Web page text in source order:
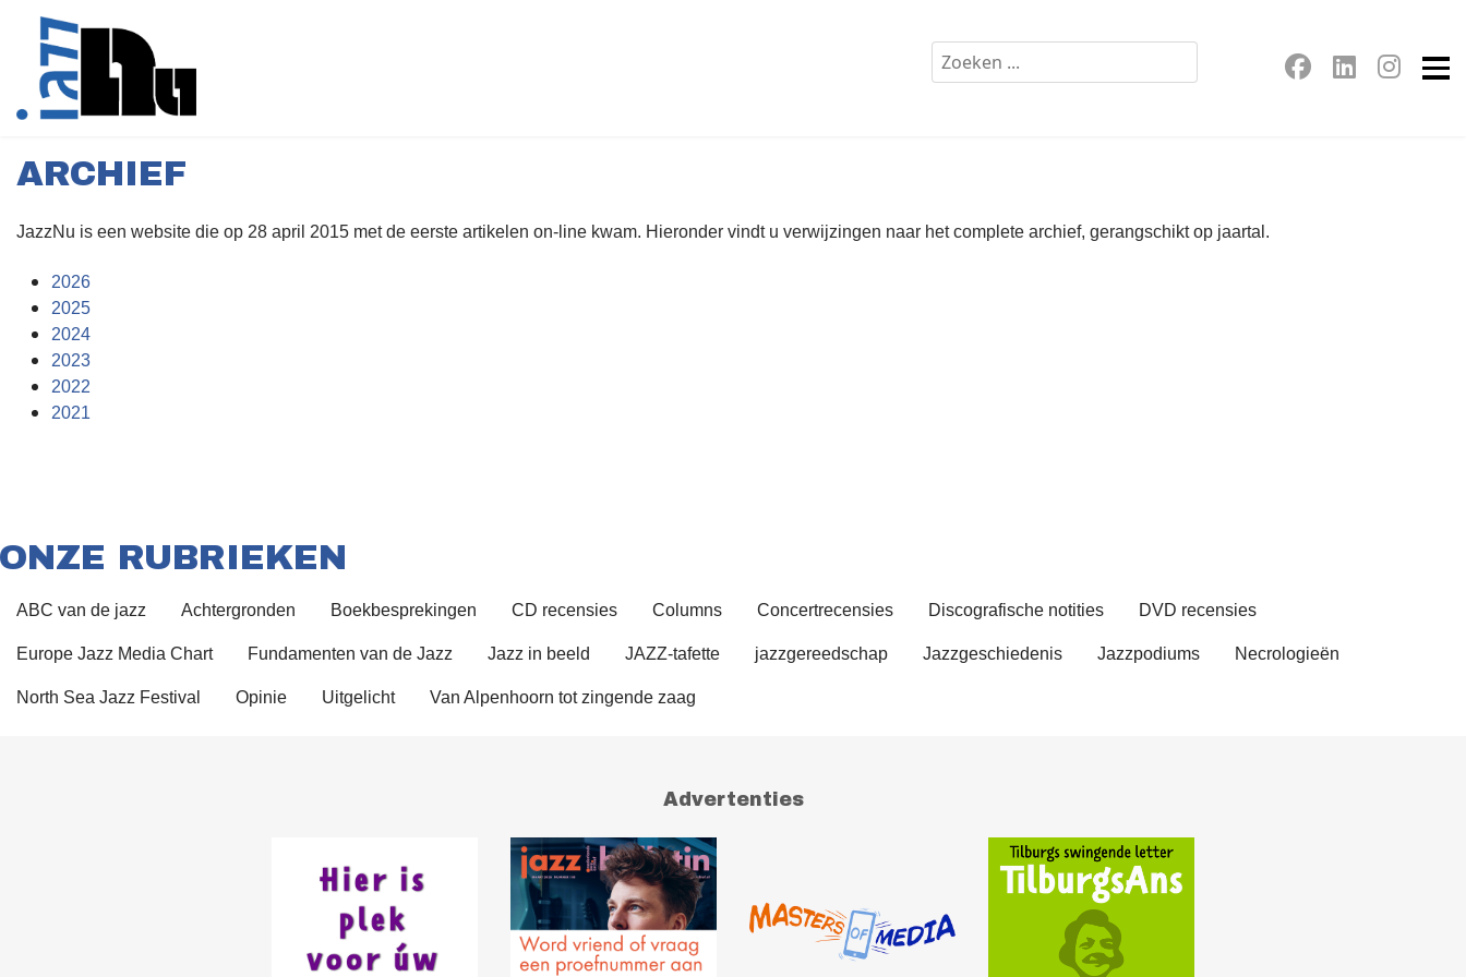
ARCHIEF
JazzNu is een website die op 28 april 2015 met de eerste artikelen on-line kwam. Hieronder vindt u verwijzingen naar het complete archief, gerangschikt op jaartal.
2026
2025
2024
2023
2022
2021
ONZE RUBRIEKEN
ABC van de jazz Achtergronden Boekbesprekingen CD recensies Columns Concertrecensies Discografische notities DVD recensies
Europe Jazz Media Chart Fundamenten van de Jazz Jazz in beeld JAZZ-tafette jazzgereedschap Jazzgeschiedenis Jazzpodiums Necrologieën
North Sea Jazz Festival Opinie Uitgelicht Van Alpenhoorn tot zingende zaag
Advertenties